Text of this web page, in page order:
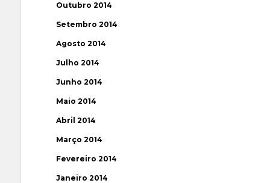
Outubro 2014
Setembro 2014
Agosto 2014
Julho 2014
Junho 2014
Maio 2014
Abril 2014
Março 2014
Fevereiro 2014
Janeiro 2014